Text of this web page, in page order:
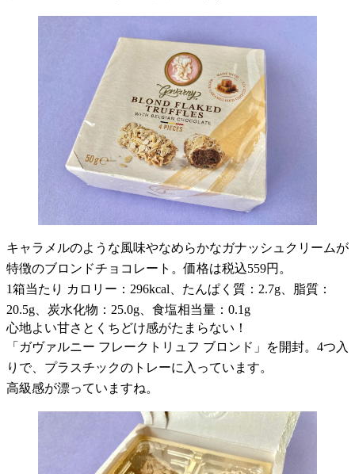
キャラメルのような風味やなめらかなガナッシュクリームが
特徴のブロンドチョコレート。価格は税込559円。
1箱当たり カロリー：296kcal、たんぱく質：2.7g、脂質：
20.5g、炭水化物：25.0g、食塩相当量：0.1g
心地よい甘さとくちどけ感がたまらない！
「ガヴァルニー フレークトリュフ ブロンド」を開封。4つ入
りで、プラスチックのトレーに入っています。
高級感が漂っていますね。